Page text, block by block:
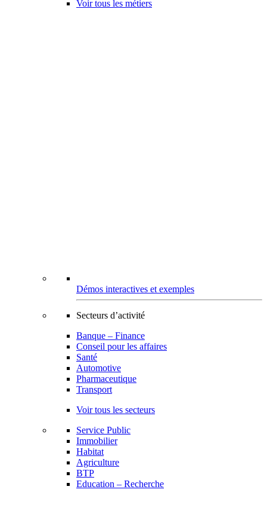
Voir tous les métiers
Démos interactives et exemples
Secteurs d’activité
Banque – Finance
Conseil pour les affaires
Santé
Automotive
Pharmaceutique
Transport
Voir tous les secteurs
Service Public
Immobilier
Habitat
Agriculture
BTP
Education – Recherche